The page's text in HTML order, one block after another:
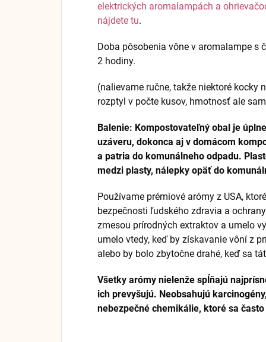
elektrických aromalampách a
nájdete tu.
Doba pôsobenia vône v aromalampe s
2 hodiny.
(nalievame ručne, takže niektoré kocky
rozptyl v počte kusov, hmotnosť ale
Balenie: Kompostovateľný obal je
uzáveru, dokonca aj v domácom
a patria do komunálneho odpadu.
medzi plasty, nálepky opäť do
Používame prémiové arómy z USA,
bezpečnosti ľudského zdravia a
zmesou prírodných extraktov a umelo
umelo vtedy, keď by získavanie vôní z
alebo by bolo zbytočne drahé, keď sa
Všetky arómy nielenže spĺňajú
ich prevyšujú. Neobsahujú
nebezpečné chemikálie, ktoré sa